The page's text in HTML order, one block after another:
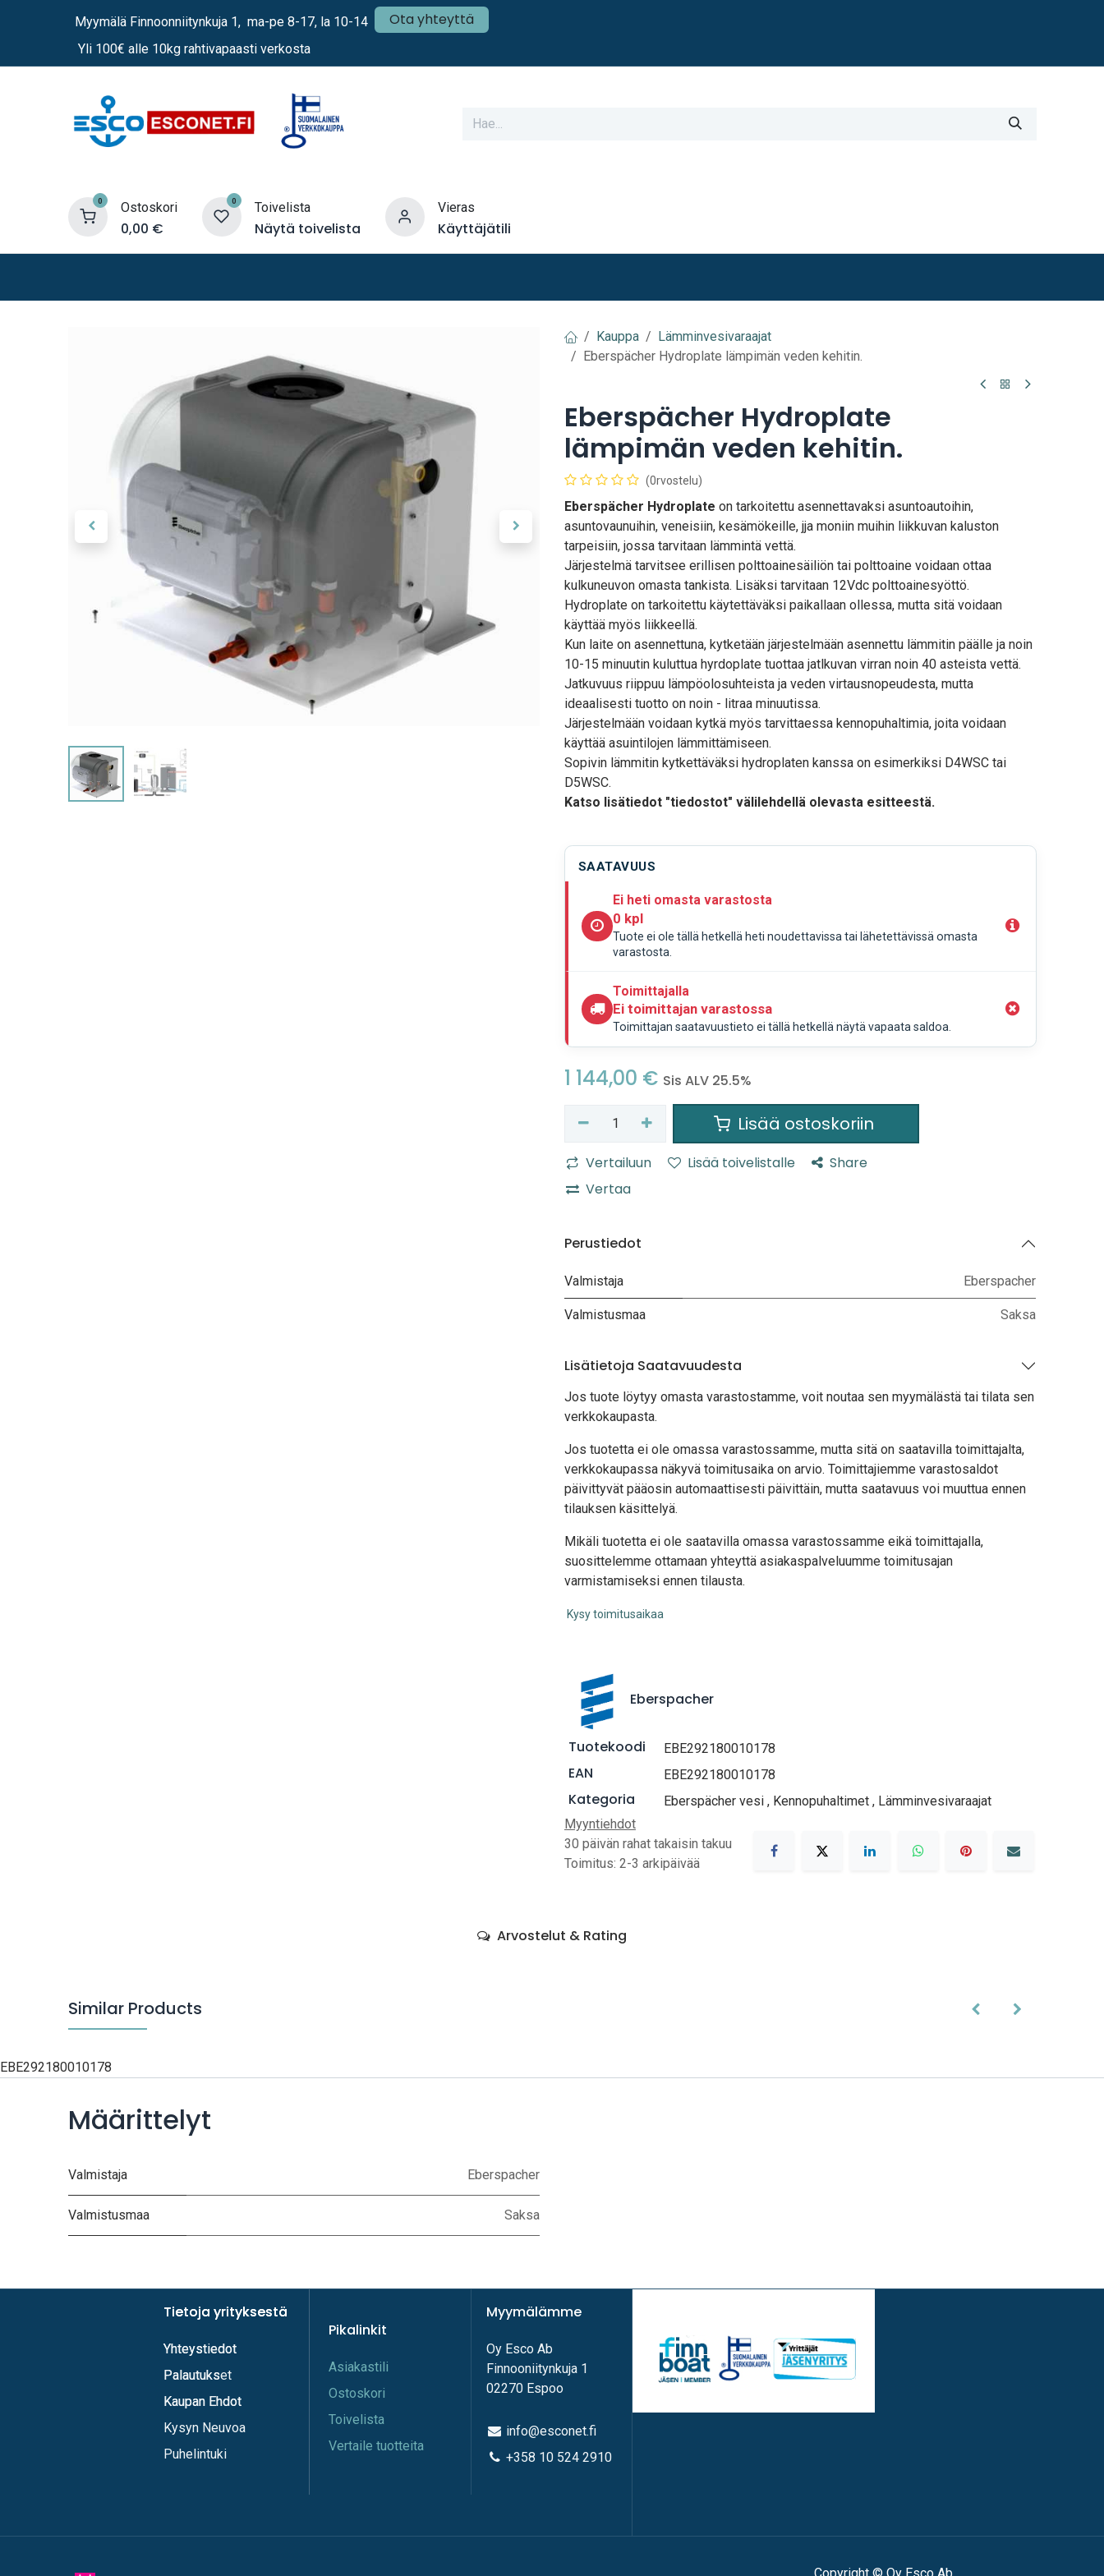
Myymälä Finnoonniitynkuja 1, ma-pe 8-17, la 10-14 Ota yhteyttä
Yli 100€ alle 10kg rahtivapaasti verkosta
0 Ostoskori
0,00 €
0 Toivelista
Näytä toivelista
Vieras
Käyttäjätili
Kauppa
Lämminvesivaraajat
Eberspächer Hydroplate lämpimän veden kehitin.
Eberspächer Hydroplate
lämpimän veden kehitin.
(0rvostelu)
Eberspächer Hydroplate on tarkoitettu asennettavaksi asuntoautoihin,
asuntovaunuihin, veneisiin, kesämökeille, jja moniin muihin liikkuvan kaluston
tarpeisiin, jossa tarvitaan lämmintä vettä.
Järjestelmä tarvitsee erillisen polttoainesäiliön tai polttoaine voidaan ottaa
kulkuneuvon omasta tankista. Lisäksi tarvitaan 12Vdc polttoainesyöttö.
Hydroplate on tarkoitettu käytettäväksi paikallaan ollessa, mutta sitä voidaan
käyttää myös liikkeellä.
Kun laite on asennettuna, kytketään järjestelmään asennettu lämmitin päälle ja noin
10-15 minuutin kuluttua hyrdoplate tuottaa jatlkuvan virran noin 40 asteista vettä.
Jatkuvuus riippuu lämpöolosuhteista ja veden virtausnopeudesta, mutta
ideaalisesti tuotto on noin - litraa minuutissa.
Järjestelmään voidaan kytkä myös tarvittaessa kennopuhaltimia, joita voidaan
käyttää asuintilojen lämmittämiseen.
Sopivin lämmitin kytkettäväksi hydroplaten kanssa on esimerkiksi D4WSC tai
D5WSC.
Katso lisätiedot "tiedostot" välilehdellä olevasta esitteestä.
SAATAVUUS
Ei heti omasta varastosta
0 kpl
Tuote ei ole tällä hetkellä heti noudettavissa tai lähetettävissä omasta
varastosta.
Toimittajalla
Ei toimittajan varastossa
Toimittajan saatavuustieto ei tällä hetkellä näytä vapaata saldoa.
1 144,00 € Sis ALV 25.5%
Lisää ostoskoriin
Vertailuun Lisää toivelistalle
Share
Vertaa
Perustiedot
Valmistaja Eberspacher
Valmistusmaa Saksa
Lisätietoja Saatavuudesta
Jos tuote löytyy omasta varastostamme, voit noutaa sen myymälästä tai tilata sen
verkkokaupasta.
Jos tuotetta ei ole omassa varastossamme, mutta sitä on saatavilla toimittajalta,
verkkokaupassa näkyvä toimitusaika on arvio. Toimittajiemme varastosaldot
päivittyvät pääosin automaattisesti päivittäin, mutta saatavuus voi muuttua ennen
tilauksen käsittelyä.
Mikäli tuotetta ei ole saatavilla omassa varastossamme eikä toimittajalla,
suosittelemme ottamaan yhteyttä asiakaspalveluumme toimitusajan
varmistamiseksi ennen tilausta.
Kysy toimitusaikaa
Eberspacher
Tuotekoodi EBE292180010178
EAN EBE292180010178
Kategoria Eberspächer vesi, Kennopuhaltimet, Lämminvesivaraajat
Myyntiehdot
30 päivän rahat takaisin takuu
Toimitus: 2-3 arkipäivää
Arvostelut & Rating
Similar Products
EBE292180010178
Määrittelyt
Valmistaja Eberspacher
Valmistusmaa Saksa
Pikalinkit
A​s​iakastili
Os​toskori
Toi​velista
Vertaile tuotteita
Myymälämme
Oy Esco Ab
Finnooniitynkuja 1
02270 Espoo
info@esconet.fi
+358 10 524 2910
Tietoja yrityksestä
Yhteystiedot
Palautukset
Kaupan Ehdot
Tietoja yrityksestä
Yhteystiedot
Palautuks
Kaupan Ehdot
Kysyn Neuvoa
Puhelintuki
Copyright © Oy Esco Ab